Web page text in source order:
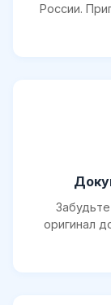
России.
оригинал